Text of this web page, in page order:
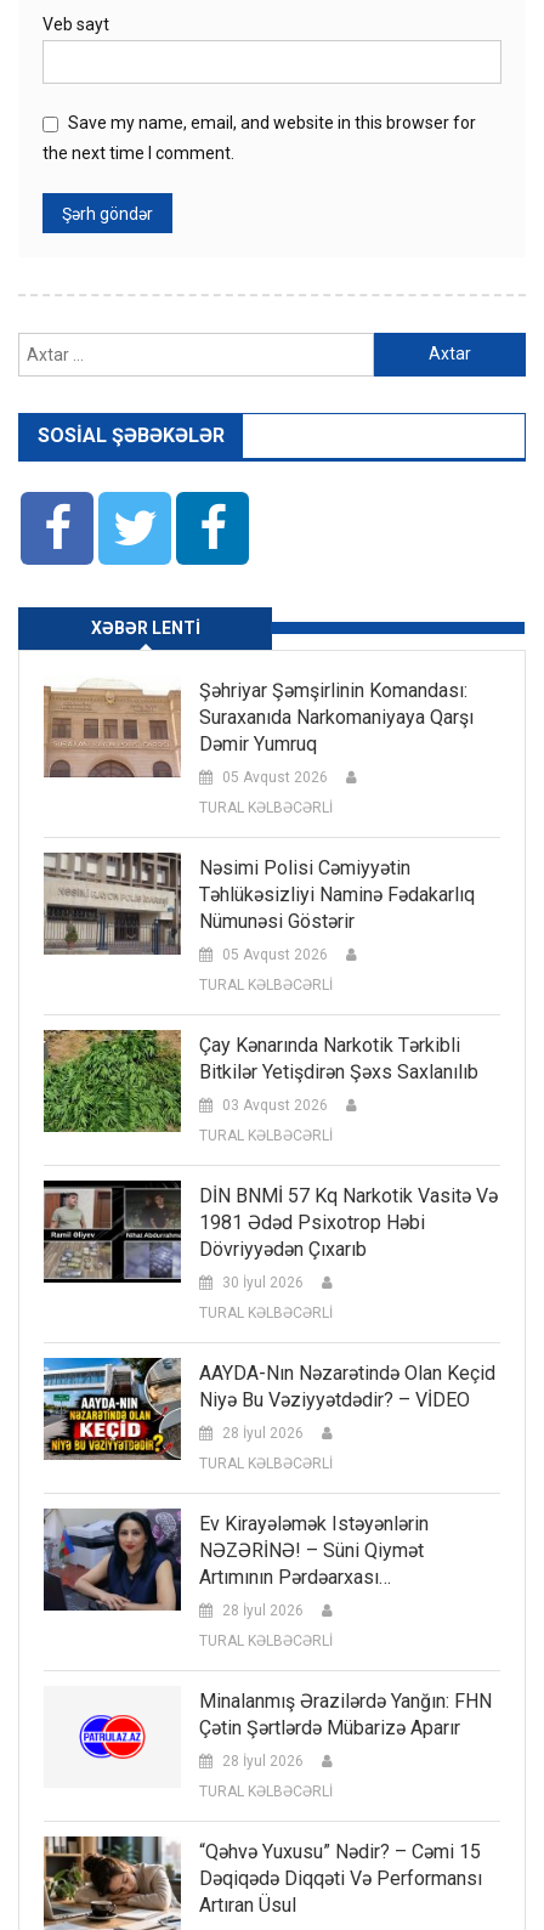
Veb sayt
Save my name, email, and website in this browser for
the next time I comment.
SOSIAL ŞƏBƏKƏLƏR
XƏBƏR LENTI
Şəhriyar Şəmşirlinin Komandası:
Suraxanıda Narkomaniyaya Qarşı
Dəmir Yumruq
05 Avqust 2026
TURAL KƏLBƏCƏRLİ
Nəsimi Polisi Cəmiyyətin
Təhlükəsizliyi Naminə Fədakarlıq
Nümunəsi Göstərir
05 Avqust 2026
TURAL KƏLBƏCƏRLİ
Çay Kənarında Narkotik Tərkibli
Bitkilər Yetişdirən Şəxs Saxlanılıb
03 Avqust 2026
TURAL KƏLBƏCƏRLİ
DİN BNMİ 57 Kq Narkotik Vasitə Və
1981 Ədəd Psixotrop Həbi
Dövriyyədən Çıxarıb
30 İyul 2026
TURAL KƏLBƏCƏRLİ
AAYDA-Nın Nəzarətində Olan Keçid
Niyə Bu Vəziyyətdədir? – VİDEO
28 İyul 2026
TURAL KƏLBƏCƏRLİ
Ev Kirayələmək Istəyənlərin
NƏZƏRİNƏ! – Süni Qiymət
Artımının Pərdəarxası…
28 İyul 2026
TURAL KƏLBƏCƏRLİ
Minalanmış Ərazilərdə Yanğın: FHN
Çətin Şərtlərdə Mübarizə Aparır
28 İyul 2026
TURAL KƏLBƏCƏRLİ
“Qəhvə Yuxusu” Nədir? – Cəmi 15
Dəqiqədə Diqqəti Və Performansı
Artıran Üsul